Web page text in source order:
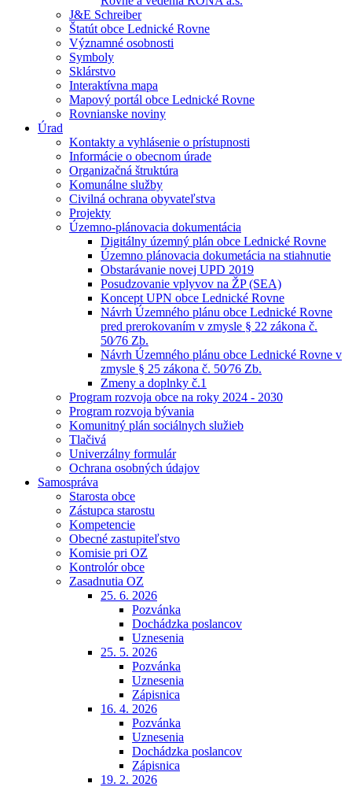
J&E Schreiber
Štatút obce Lednické Rovne
Významné osobnosti
Symboly
Sklárstvo
Interaktívna mapa
Mapový portál obce Lednické Rovne
Rovnianske noviny
Úrad
Kontakty a vyhlásenie o prístupnosti
Informácie o obecnom úrade
Organizačná štruktúra
Komunálne služby
Civilná ochrana obyvateľstva
Projekty
Územno-plánovacia dokumentácia
Digitálny územný plán obce Lednické Rovne
Územno plánovacia dokumetácia na stiahnutie
Obstarávanie novej UPD 2019
Posudzovanie vplyvov na ŽP (SEA)
Koncept UPN obce Lednické Rovne
Návrh Územného plánu obce Lednické Rovne
pred prerokovaním v zmysle § 22 zákona č.
50⁄76 Zb.
Návrh Územného plánu obce Lednické Rovne v
zmysle § 25 zákona č. 50⁄76 Zb.
Zmeny a doplnky č.1
Program rozvoja obce na roky 2024 - 2030
Program rozvoja bývania
Komunitný plán sociálnych služieb
Tlačivá
Univerzálny formulár
Ochrana osobných údajov
Samospráva
Starosta obce
Zástupca starostu
Kompetencie
Obecné zastupiteľstvo
Komisie pri OZ
Kontrolór obce
Zasadnutia OZ
25. 6. 2026
Pozvánka
Dochádzka poslancov
Uznesenia
25. 5. 2026
Pozvánka
Uznesenia
Zápisnica
16. 4. 2026
Pozvánka
Uznesenia
Dochádzka poslancov
Zápisnica
19. 2. 2026